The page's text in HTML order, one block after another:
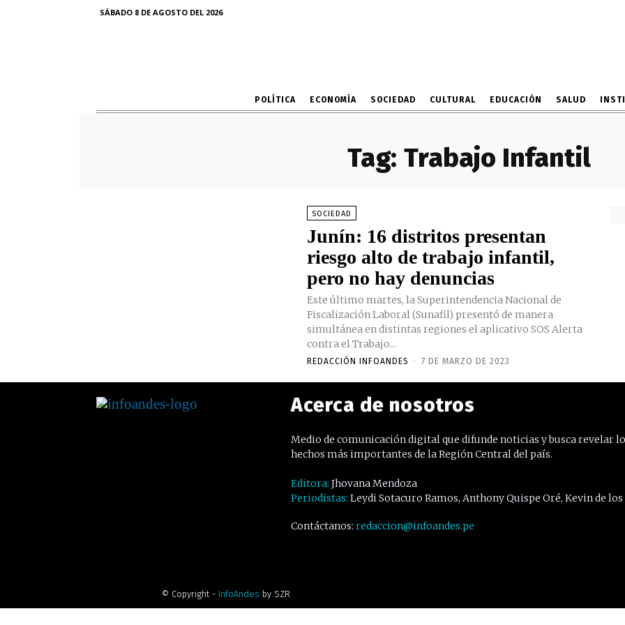
SÁBADO 8 DE AGOSTO DEL 2026
POLÍTICA ECONOMÍA SOCIEDAD CULTURAL EDUCACIÓN SALUD
Tag: Trabajo Infantil
SOCIEDAD
Junín: 16 distritos presentan
riesgo alto de trabajo infantil,
pero no hay denuncias
Este último martes, la Superintendencia Nacional de
Fiscalización Laboral (Sunafil) presentó de manera
simultánea en distintas regiones el aplicativo SOS Alerta
contra el Trabajo...
REDACCIÓN INFOANDES - 7 DE MARZO DE 2023
Acerca de nosotros
Medio de comunicación digital que difunde noticias y busca revelar
hechos más importantes de la Región Central del país.
Editora: Jhovana Mendoza
Periodistas: Leydi Sotacuro Ramos, Anthony Quispe Oré, Kevin de los
Contáctanos: redaccion@infoandes.pe
© Copyright - InfoAndes by SZR